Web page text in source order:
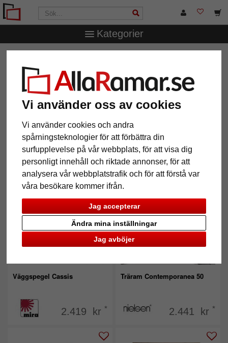
Vi använder oss av cookies
Vi använder cookies och andra
spårningsteknologier för att förbättra din
surfupplevelse på vår webbplats, för att visa dig
personligt innehåll och riktade annonser, för att
analysera vår webbplatstrafik och för att förstå var
våra besökare kommer ifrån.
Jag accepterar
Jag avböjer
Ändra mina inställningar
Kategorier
12 Artiklar Populärast
Grid
Väggspegel Cassis
2.419 kr *
Träram Contemporanea 50
2.441 kr *